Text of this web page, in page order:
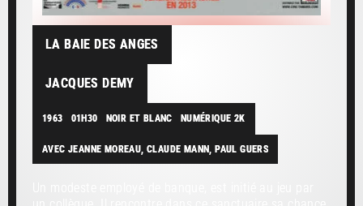
LA BAIE DES ANGES
JACQUES DEMY
1963 01H30 NOIR ET BLANC NUMÉRIQUE 2K
AVEC JEANNE MOREAU, CLAUDE MANN, PAUL GUERS